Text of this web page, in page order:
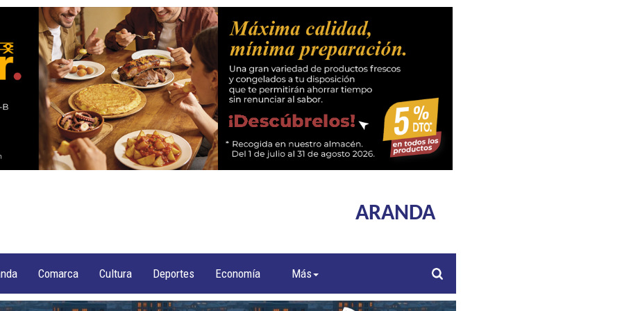
ARANDA
Comarca Cultura Deportes Economía Más